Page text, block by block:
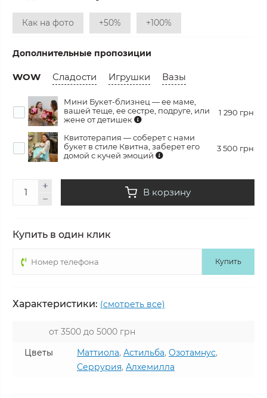
Как на фото +50% +100%
Дополнительные пропозиции
WOW Сладости Игрушки Вазы
Мини Букет-близнец — ее маме,
вашей теще, ее сестре, подруге, или
жене от детишек
1 290 грн
Квитотерапия — соберет с нами
букет в стиле Квитна, заберет его
домой с кучей эмоций
3 500 грн
В корзину
Купить в один клик
Купить
Характеристики: (смотреть все)
от 3500 до 5000 грн
Цветы
Маттиола, Астильба, Озотамнус,
Серрурия, Алхемилла